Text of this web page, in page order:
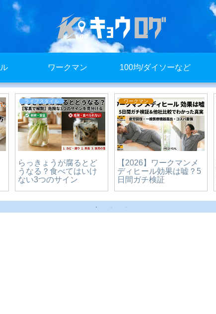
ワークマン 100均/ダイソーなど
ライフスタイル
らっきょうが腐るとど
うなる？食べてはいけ
ない3つのサイン
ワークマン
【2026】ワークマンメ
ディヒール効果は嘘？5
日間ガチ検証